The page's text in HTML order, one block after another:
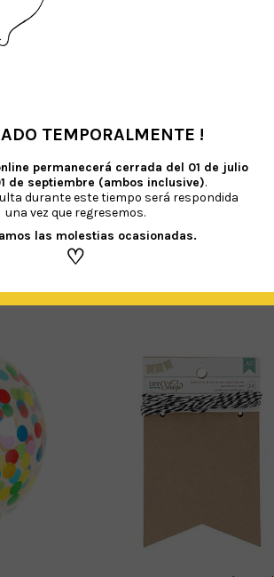
TEMPORALMENTE !
permanecerá cerrada del 01 de julio
de septiembre (ambos inclusive).
durante este tiempo será respondida
una vez que regresemos.
las molestias ocasionadas.
♡